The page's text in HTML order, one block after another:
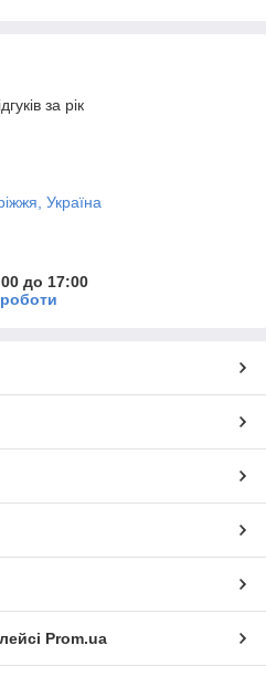
за рік
Україна
до 17:00
Prom.ua